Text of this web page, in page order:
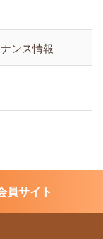
ンス情報
員サイト